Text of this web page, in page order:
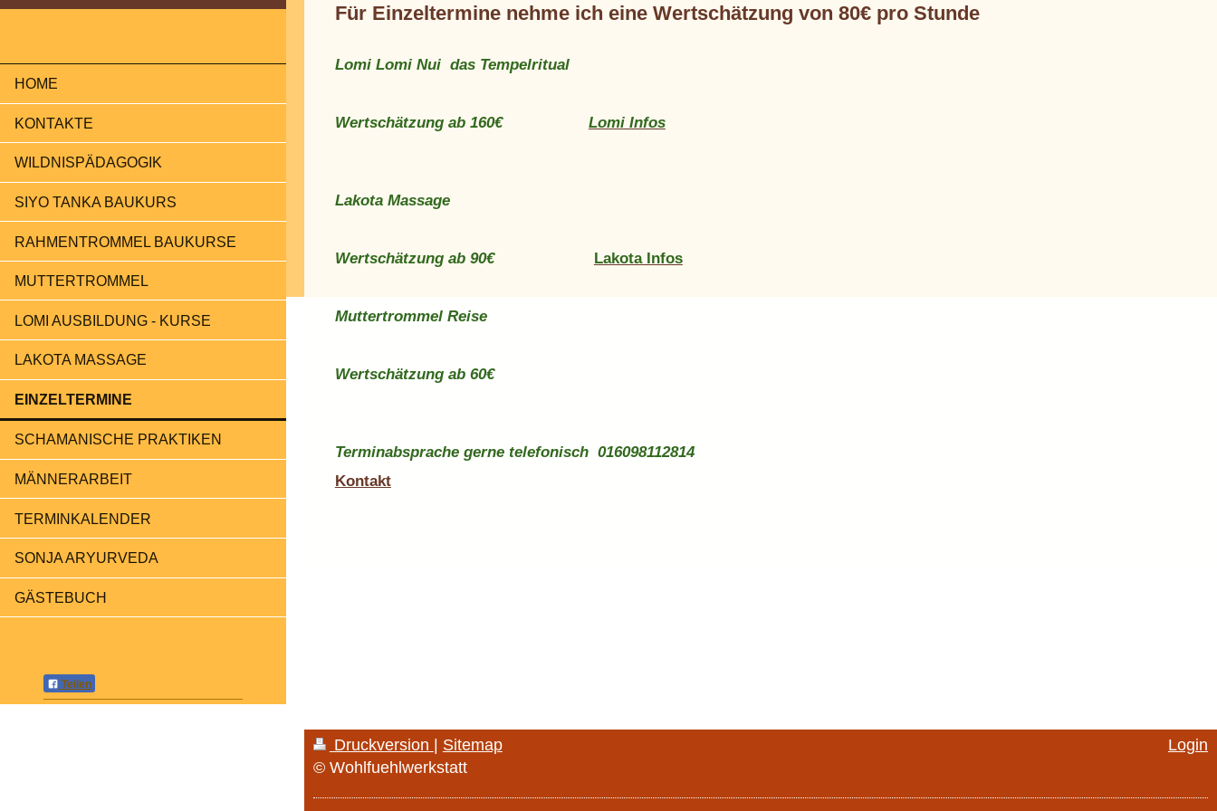
HOME
KONTAKTE
WILDNISPÄDAGOGIK
SIYO TANKA BAUKURS
RAHMENTROMMEL BAUKURSE
MUTTERTROMMEL
LOMI AUSBILDUNG - KURSE
LAKOTA MASSAGE
EINZELTERMINE
SCHAMANISCHE PRAKTIKEN
MÄNNERARBEIT
TERMINKALENDER
SONJA ARYURVEDA
GÄSTEBUCH
Teilen
Für Einzeltermine nehme ich eine Wertschätzung von 80€ pro Stunde
Lomi Lomi Nui das Tempelritual
Wertschätzung ab 160€ Lomi Infos
Lakota Massage
Wertschätzung ab 90€ Lakota Infos
Muttertrommel Reise
Wertschätzung ab 60€
Terminabsprache gerne telefonisch 016098112814
Kontakt
Druckversion
Sitemap
© Wohlfuehlwerkstatt
Login